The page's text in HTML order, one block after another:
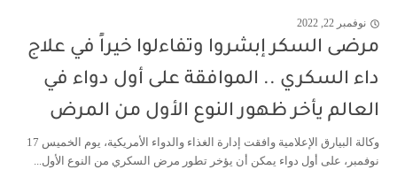
نوفمبر 22, 2022
مرضى السكر إبشروا وتفاءلوا خيراً في علاج
داء السكري .. الموافقة على أول دواء في
العالم يأخر ظهور النوع الأول من المرض
وكالة البيارق الإعلامية وافقت إدارة الغذاء والدواء الأمريكية، يوم الخميس 17
نوفمبر، على أول دواء يمكن أن يؤخر تطور مرض السكري من النوع الأول...